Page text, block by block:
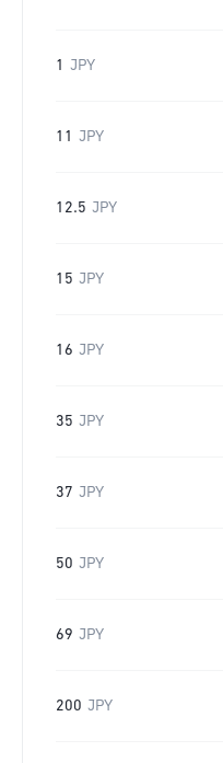
1 JPY
11 JPY
12.5 JPY
15 JPY
16 JPY
35 JPY
37 JPY
50 JPY
69 JPY
200 JPY